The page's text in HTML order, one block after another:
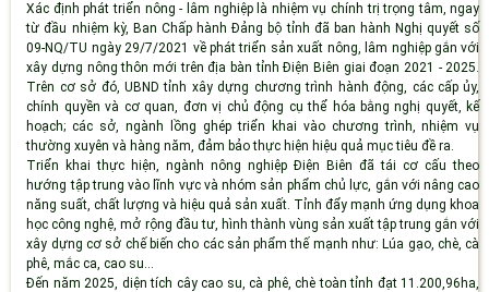
Xác định phát triển nông - lâm nghiệp là nhiệm vụ chính trị trọng tâm, ngay
từ đầu nhiệm kỳ, Ban Chấp hành Đảng bộ tỉnh đã ban hành Nghị quyết số
09-NQ/TU ngày 29/7/2021 về phát triển sản xuất nông, lâm nghiệp gắn với
xây dựng nông thôn mới trên địa bàn tỉnh Điện Biên giai đoạn 2021 - 2025.
Trên cơ sở đó, UBND tỉnh xây dựng chương trình hành động, các cấp ủy,
chính quyền và cơ quan, đơn vị chủ động cụ thể hóa bằng nghị quyết, kế
hoạch; các sở, ngành lồng ghép triển khai vào chương trình, nhiệm vụ
thường xuyên và hàng năm, đảm bảo thực hiện hiệu quả mục tiêu đề ra.
Triển khai thực hiện, ngành nông nghiệp Điện Biên đã tái cơ cấu theo
hướng tập trung vào lĩnh vực và nhóm sản phẩm chủ lực, gắn với nâng cao
năng suất, chất lượng và hiệu quả sản xuất. Tỉnh đẩy mạnh ứng dụng khoa
học công nghệ, mở rộng đầu tư, hình thành vùng sản xuất tập trung gắn với
xây dựng cơ sở chế biến cho các sản phẩm thế mạnh như: Lúa gạo, chè, cà
phê, mắc ca, cao su…
Đến năm 2025, diện tích cây cao su, cà phê, chè toàn tỉnh đạt 11.200,96ha,